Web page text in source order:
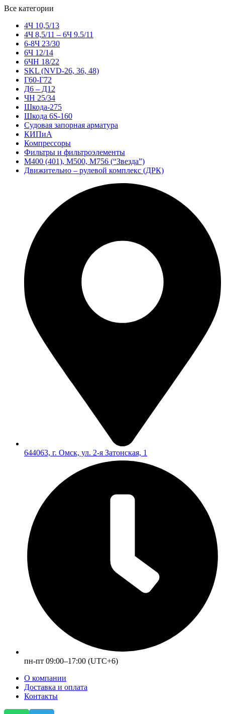
Все категории
4Ч 10,5/13
4Ч 8,5/11 – 6Ч 9.5/11
6-8Ч 23/30
6Ч 12/14
6ЧН 18/22
SKL (NVD-26, 36, 48)
Г60-Г72
Д6 – Д12
ЧН 25/34
Шкода-275
Шкода 6S-160
Судовая запорная арматура
КИПиА
Компрессоры
Фильтры и фильтроэлементы
М400 (401), М500, М756 (“Звезда”)
Движительно – рулевой комплекс (ДРК)
644063, г. Омск, ул. 2-я Затонская, 1
пн-пт 09:00–17:00 (UTC+6)
О компании
Доставка и оплата
Контакты